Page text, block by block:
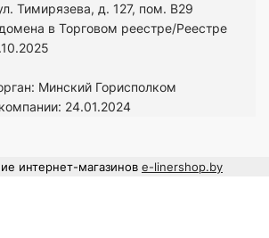
Тимирязева, д. 127, пом. В29
в Торговом реестре/Реестре
Минский Горисполком
24.01.2024
интернет-магазинов e-linershop.by